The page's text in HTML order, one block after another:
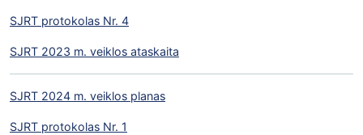
SJRT protokolas Nr. 4
SJRT 2023 m. veiklos ataskaita
SJRT 2024 m. veiklos planas
SJRT protokolas Nr. 1